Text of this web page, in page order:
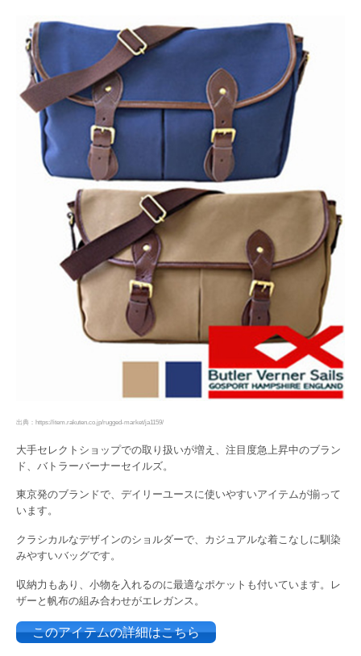
出典：https://item.rakuten.co.jp/rugged-market/ja1159/
大手セレクトショップでの取り扱いが増え、注目度急上昇中のブラン
ド、バトラーバーナーセイルズ。
東京発のブランドで、デイリーユースに使いやすいアイテムが揃って
います。
クラシカルなデザインのショルダーで、カジュアルな着こなしに馴染
みやすいバッグです。
収納力もあり、小物を入れるのに最適なポケットも付いています。レ
ザーと帆布の組み合わせがエレガンス。
このアイテムの詳細はこちら